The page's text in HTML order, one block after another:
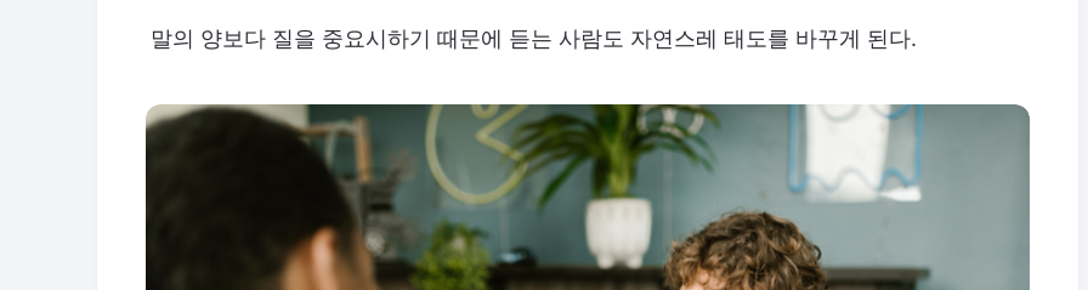
말의 양보다 질을 중요시하기 때문에 듣는 사람도 자연스레 태도를 바꾸게 된다.